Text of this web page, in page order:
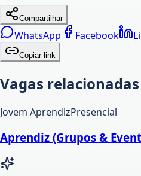
Compartilhar
WhatsApp Facebook
Copiar link
Vagas relacionadas
Jovem AprendizPresencial
Aprendiz (Grupos &